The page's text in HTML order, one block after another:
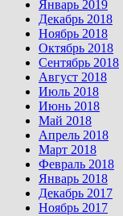
Январь 2019
Декабрь 2018
Ноябрь 2018
Октябрь 2018
Сентябрь 2018
Август 2018
Июль 2018
Июнь 2018
Май 2018
Апрель 2018
Март 2018
Февраль 2018
Январь 2018
Декабрь 2017
Ноябрь 2017